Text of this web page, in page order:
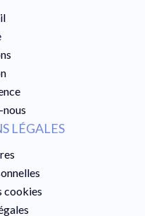
LÉGALES
cookies